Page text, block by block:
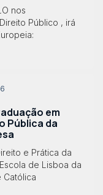
nos
Público , irá
em
Pública da
e Prática da
de Lisboa da
Católica